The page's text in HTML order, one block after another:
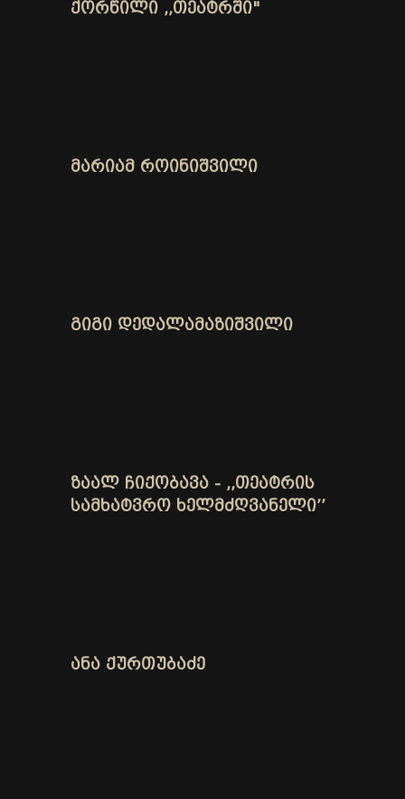
ᲥᲝᲠᲬᲘᲚᲘ ,,ᲗᲔᲐᲢᲠᲨᲘ"
ᲛᲐᲠᲘᲐᲛ ᲠᲝᲘᲜᲘᲨᲕᲘᲚᲘ
ᲒᲘᲒᲘ ᲓᲔᲓᲐᲚᲐᲛᲐᲖᲘᲨᲕᲘᲚᲘ
ᲖᲐᲐᲚ ᲩᲘᲥᲝᲑᲐᲕᲐ - ,,ᲗᲔᲐᲢᲠᲘᲡ
ᲡᲐᲛᲮᲐᲢᲕᲠᲝ ᲮᲔᲚᲛᲫᲦᲕᲐᲜᲔᲚᲘ’’
ᲐᲜᲐ ᲥᲣᲠᲗᲣᲑᲐᲫᲔ